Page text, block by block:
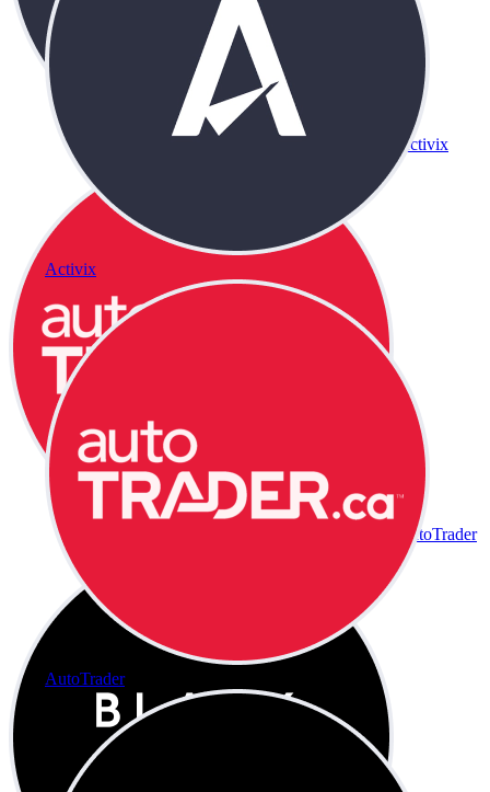
Activix
AutoTrader
Activix
AutoTrader